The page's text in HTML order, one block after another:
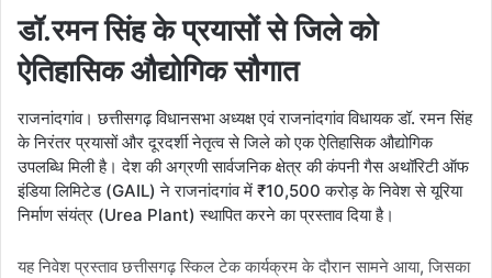
डॉ.रमन सिंह के प्रयासों से जिले को
ऐतिहासिक औद्योगिक सौगात
राजनांदगांव। छत्तीसगढ़ विधानसभा अध्यक्ष एवं राजनांदगांव विधायक डॉ. रमन सिंह
के निरंतर प्रयासों और दूरदर्शी नेतृत्व से जिले को एक ऐतिहासिक औद्योगिक
उपलब्धि मिली है। देश की अग्रणी सार्वजनिक क्षेत्र की कंपनी गैस अथॉरिटी ऑफ
इंडिया लिमिटेड (GAIL) ने राजनांदगांव में ₹10,500 करोड़ के निवेश से यूरिया
निर्माण संयंत्र (Urea Plant) स्थापित करने का प्रस्ताव दिया है।
यह निवेश प्रस्ताव छत्तीसगढ़ स्किल टेक कार्यक्रम के दौरान सामने आया, जिसका